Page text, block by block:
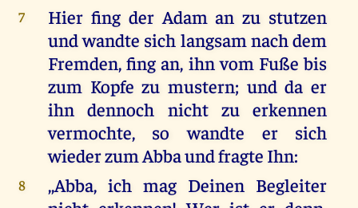
7
Hier fing der Adam an zu stutzen
und wandte sich langsam nach dem
Fremden, fing an, ihn vom Fuße bis
zum Kopfe zu mustern; und da er
ihn dennoch nicht zu erkennen
vermochte, so wandte er sich
wieder zum Abba und fragte Ihn:
8
,,Abba, ich mag Deinen Begleiter